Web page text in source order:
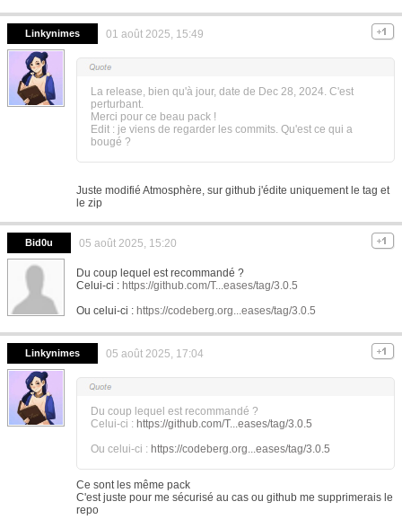
Linkynimes 01 août 2025, 15:49
La release, bien qu'à jour, date de Dec 28, 2024. C'est
perturbant.
Merci pour ce beau pack !
Edit : je viens de regarder les commits. Qu'est ce qui a
bougé ?
Juste modifié Atmosphère, sur github j'édite uniquement le tag et
le zip
Bid0u 05 août 2025, 15:20
Du coup lequel est recommandé ?
Celui-ci : https://github.com/T...eases/tag/3.0.5
Ou celui-ci : https://codeberg.org...eases/tag/3.0.5
Linkynimes 05 août 2025, 17:04
Du coup lequel est recommandé ?
Celui-ci : https://github.com/T...eases/tag/3.0.5
Ou celui-ci : https://codeberg.org...eases/tag/3.0.5
Ce sont les même pack
C'est juste pour me sécurisé au cas ou github me supprimerais le
repo